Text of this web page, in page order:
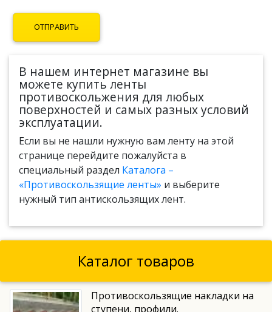
В нашем интернет магазине вы
можете купить ленты
противоскольжения для любых
поверхностей и самых разных условий
эксплуатации.
Если вы не нашли нужную вам ленту на этой
странице перейдите пожалуйста в
специальный раздел Каталога –
«Противоскользящие ленты» и выберите
нужный тип антискользящих лент.
Каталог товаров
Противоскользящие накладки на
ступени, профили.